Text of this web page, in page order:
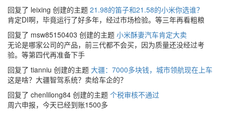
回复了 leixing 创建的主题 21.98的笛子和21.58的小米你选谁？
肯定DI啊，毕竟运行了好多年，经过市场检验。等三年再看粗粮
回复了 msw85150403 创建的主题 小米酥妻汽车肯定大卖
无论是哪家公司的产品，前三代都不会买，因为质量还没经过考
验。等第四代再准备下手
回复了 tianniu 创建的主题 大疆：7000多块钱，城市领航现在上车
这是啥？大疆智驾系统？卖给车企的？
回复了 chenlilong84 创建的主题 个税审核不通过
周六申报，今天已经到账1500多